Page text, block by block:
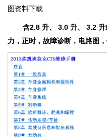
图资料下载
含2.8 升、 3.0 升、 3.2
力，正时，故障诊断，电路图